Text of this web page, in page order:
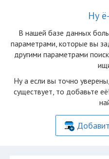
Ну
В нашей базе данных
параметрами, которые вы
другими параметрами
Ну а если вы точно
существует, то добавьте